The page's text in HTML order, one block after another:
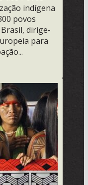
indígena
povos
dirige-
para